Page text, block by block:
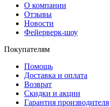
О компании
Отзывы
Новости
Фейерверк-шоу
Покупателям
Помощь
Доставка и оплата
Возврат
Скидки и акции
Гарантия производителя